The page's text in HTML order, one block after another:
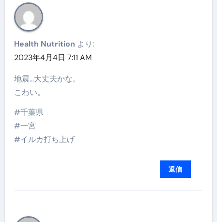
Health Nutrition より:
2023年4月4日 7:11 AM
地震…大丈夫かな。
こわい。
#千葉県
#一宮
#イルカ打ち上げ
返信